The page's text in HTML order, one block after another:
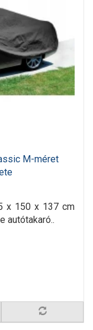
M-méret
x 150 x 137 cm
autótakaró..